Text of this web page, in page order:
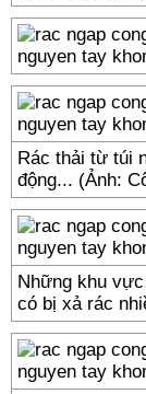
Rác thải từ túi
động... (Ảnh:
Những khu
có bị xả rác